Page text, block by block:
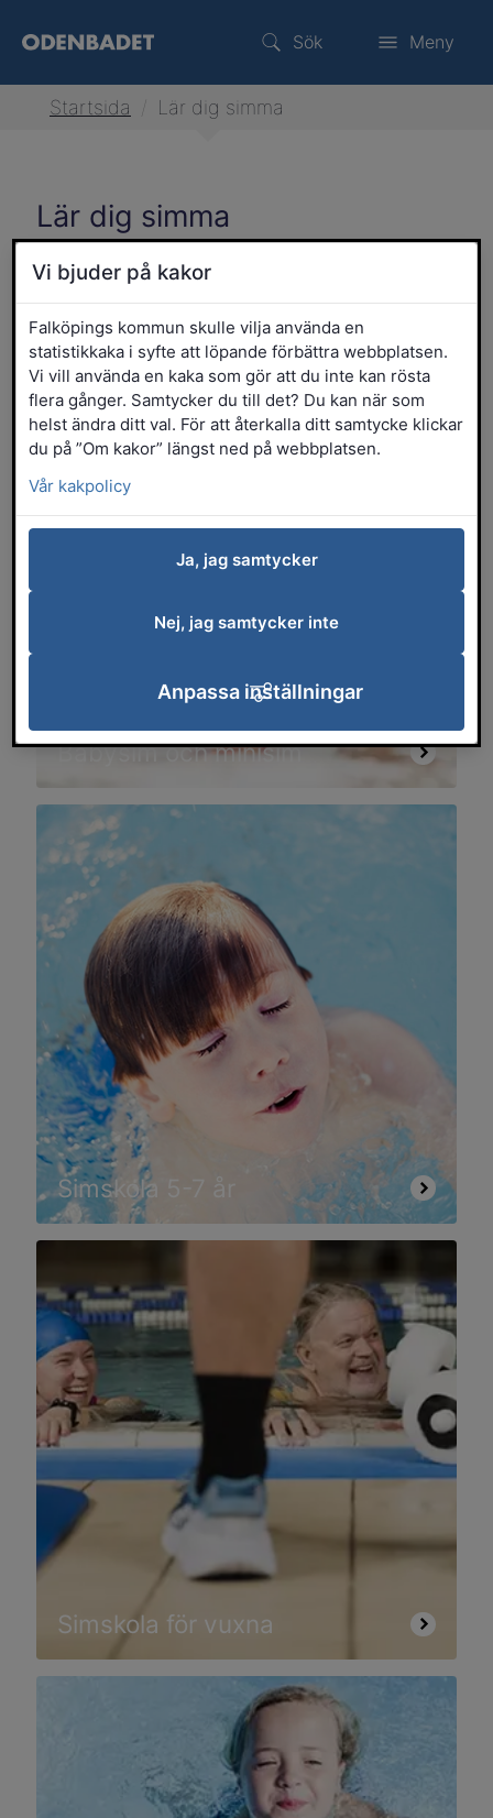
Sök Meny
Startsida Lär dig simma
Lär dig simma
Vill du lära ditt barn att simma eller är du
hittar du simskola för alla åldrar.
Babysim och minisim
Simskola 5-7 år
Simskola för vuxna
Vi bjuder på kakor
Falköpings kommun skulle vilja använda en
statistikkaka i syfte att löpande förbättra webbplatsen.
Vi vill använda en kaka som gör att du inte kan rösta
flera gånger. Samtycker du till det? Du kan när som
helst ändra ditt val. För att återkalla ditt samtycke klickar
du på ”Om kakor” längst ned på webbplatsen.
Vår kakpolicy
Ja, jag samtycker
Nej, jag samtycker inte
Anpassa inställningar